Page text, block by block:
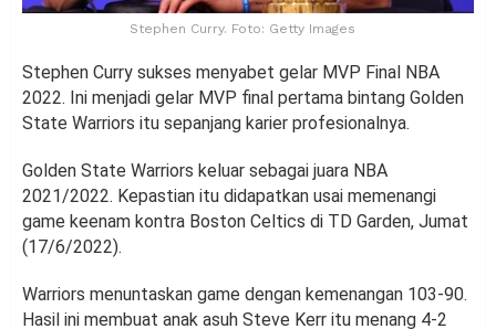
Stephen Curry. Foto: Getty Images
Stephen Curry sukses menyabet gelar MVP Final NBA
2022. Ini menjadi gelar MVP final pertama bintang Golden
State Warriors itu sepanjang karier profesionalnya.
Golden State Warriors keluar sebagai juara NBA
2021/2022. Kepastian itu didapatkan usai memenangi
game keenam kontra Boston Celtics di TD Garden, Jumat
(17/6/2022).
Warriors menuntaskan game dengan kemenangan 103-90.
Hasil ini membuat anak asuh Steve Kerr itu menang 4-2